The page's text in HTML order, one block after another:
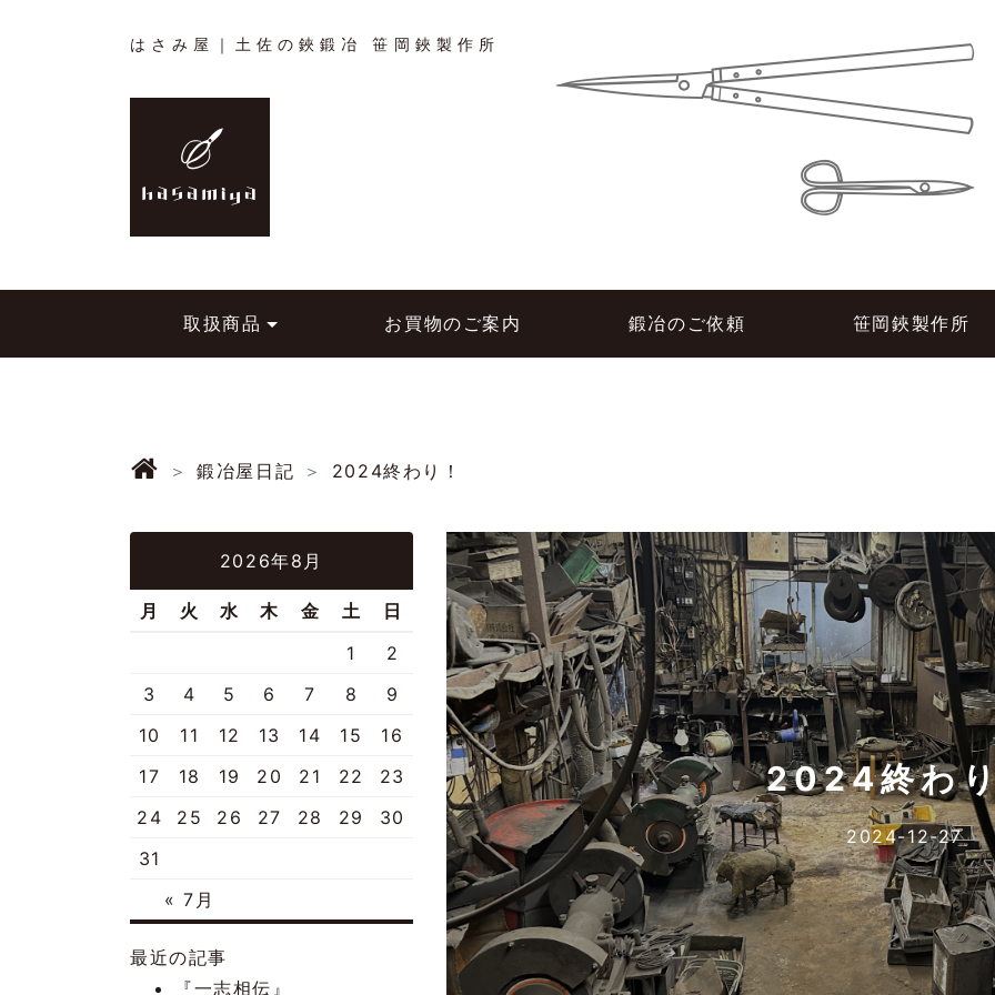
はさみ屋｜土佐の鋏鍛冶 笹岡鋏製作所
取扱商品 お買物のご案内 鍛冶のご依頼 笹岡鋏製作所
鍛冶屋日記 2024終わり！
2024終わ
2024-12-27
2026年8月
月 火 水 木 金 土 日
« 7月
1
2
3
4 5 6 7 8
9
10
11 12 13 14 15
16
17
18 19 20 21 22
23
24
25 26 27 28 29
30
31
最近の記事
『一志相伝』